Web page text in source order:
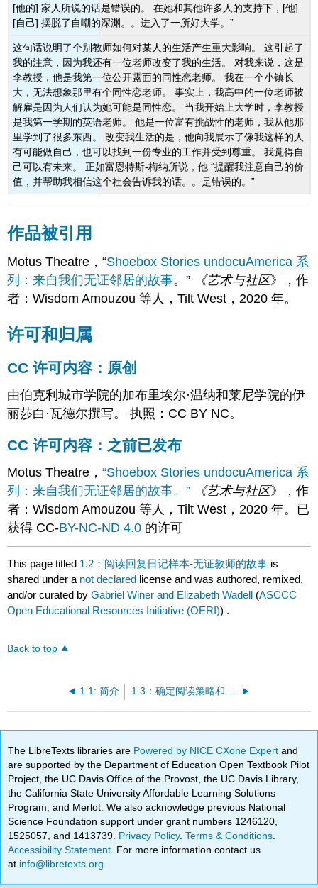
[他的] 家人所说的话是错误的。 在她和其他许多人的支持下，[他]
[自己] 摆脱了自嘲的深渊。。进入了一所好大学。”
这句话说明了个别教师如何对某人的生活产生重大影响。 这引起了
我的注意，因为我还有一位老师改变了我的生活。 对我来说，这是
李教授，他是我第一位公开露面的同性恋老师。 我在一个小镇长
大，无法想象那里有个同性恋老师。 事实上，我高中的一位老师被
解雇是因为人们认为她可能是同性恋。 当我开始上大学时，李教授
是我第一学期的英语老师。 他是一位富有挑战性的老师，我从他那
里学到了很多东西。 改变我生活的是，他向我展示了像我这样的人
有可能做自己，也可以找到一份专业的工作并受到尊重。 我觉得自
己可以有未来。 正如富恩特斯-梅纳所说，他 “提醒我注意自己的价
值，并帮助我相信这个社会告诉我的话。。是错误的。”
作品被引用
Motus Theatre，“Shoebox Stories undocuAmerica 系
列：来自我们无证邻居的故事。” 《艺术与社区》，作
者：Wisdom Amouzou 等人，Tilt West，2020 年。
许可和归属
CC 许可内容：原创
由伯克利城市学院的加布里埃尔·温纳和莱尼学院的伊
丽莎白·瓦德尔撰写。 执照：CC BY NC。
CC 许可内容：之前已发布
Motus Theatre，“Shoebox Stories undocuAmerica 系
列：来自我们无证邻居的故事。”
《艺术与社区》，作
者：Wisdom Amouzou 等人，Tilt West，2020 年。已
获得 CC-BY-NC-ND 4.0 的许可
This page titled 1.2：阅读回复日记样本-无证教师的故事 is
shared under a not declared license and was authored, remixed,
and/or curated byGabriel Winer and Elizabeth Wadell (ASCCC
Open Educational Resources Initiative (OERI)) .
Back to top
1.1: 简介
The LibreTexts libraries are Powered by NICE CXone Expertand
are supported by the Department of Education Open Textbook Pilot
Project, the UC Davis Office of the Provost, the UC Davis Library,
the California State University Affordable Learning Solutions
Program, and Merlot. We also acknowledge previous National
Science Foundation support under grant numbers 1246120,
1525057, and 1413739. Privacy Policy.Terms & Conditions
Accessibility Statement . For more information contact us
at info@libretexts.org